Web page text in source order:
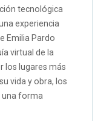
tecnológica
experiencia
Emilia Pardo
virtual de la
los lugares más
vida y obra, los
una forma